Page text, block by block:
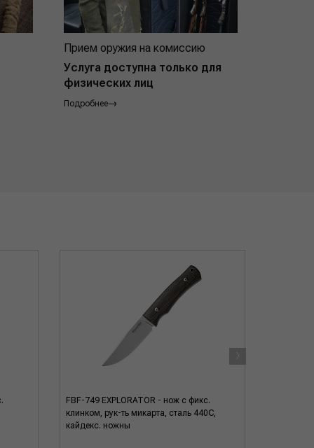
Прием оружия на комиссию
Услуга доступна только для
физических лиц
Подробнее
FBF-749 EXPLORATOR - нож с фикс.
клинком, рук-ть микарта, сталь 440C,
кайдекс. ножны
›